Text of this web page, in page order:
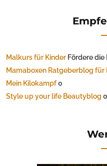
Malkurs für Kinder Fördere die
Mamaboxen Ratgeberblog für
Mein Kilokampf0
Style up your life Beautyblog 0